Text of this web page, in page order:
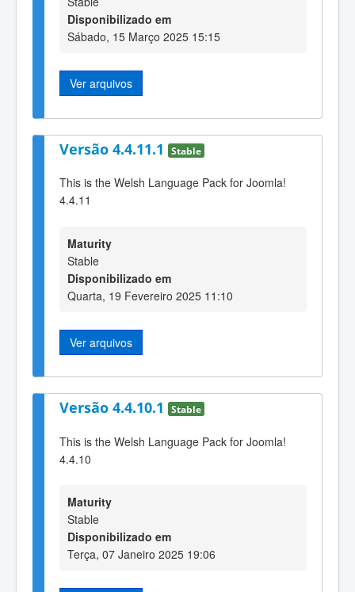
Disponibilizado em
Sábado, 15 Março 2025 15:15
Ver arquivos
Versão 4.4.11.1 Stable
This is the Welsh Language Pack for Joomla!
4.4.11
Maturity
Stable
Disponibilizado em
Quarta, 19 Fevereiro 2025 11:10
Ver arquivos
Versão 4.4.10.1 Stable
This is the Welsh Language Pack for Joomla!
4.4.10
Maturity
Stable
Disponibilizado em
Terça, 07 Janeiro 2025 19:06